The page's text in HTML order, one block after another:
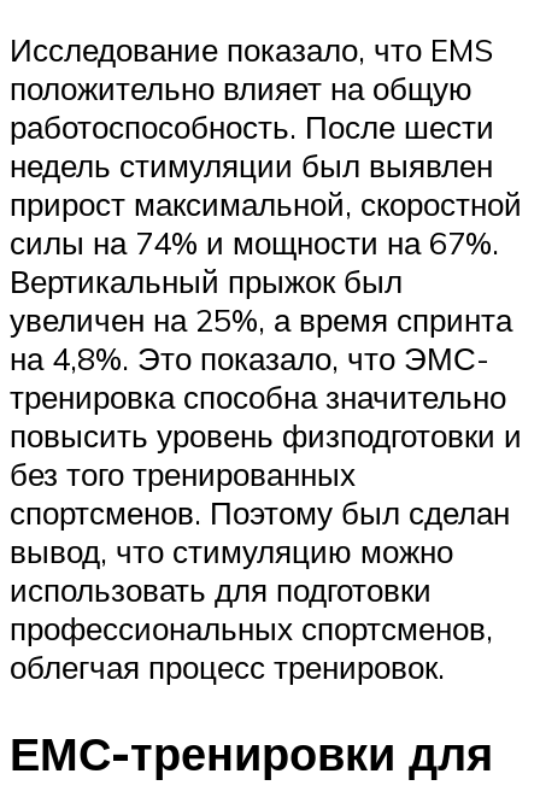
Исследование показало, что EMS
положительно влияет на общую
работоспособность. После шести
недель стимуляции был выявлен
прирост максимальной, скоростной
силы на 74% и мощности на 67%.
Вертикальный прыжок был
увеличен на 25%, а время спринта
на 4,8%. Это показало, что ЭМС-
тренировка способна значительно
повысить уровень физподготовки и
без того тренированных
спортсменов. Поэтому был сделан
вывод, что стимуляцию можно
использовать для подготовки
профессиональных спортсменов,
облегчая процесс тренировок.
ЕМС-тренировки для